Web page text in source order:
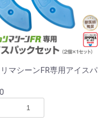
マシーンFR専用アイスパ